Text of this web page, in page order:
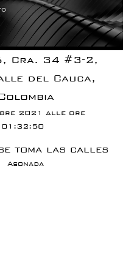
Cra. 34 #3-2,
del Cauca,
2021 alle ore
01:32:50
toma las calles
Asonada